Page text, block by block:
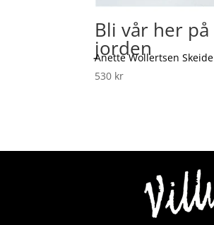
Bli vår her på
jorden
Anette Wollertsen Skeide
530 kr